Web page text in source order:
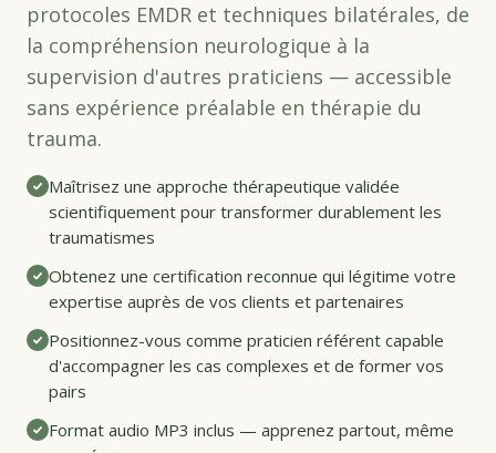
protocoles EMDR et techniques bilatérales, de
la compréhension neurologique à la
supervision d'autres praticiens — accessible
sans expérience préalable en thérapie du
trauma.
Maîtrisez une approche thérapeutique validée
scientifiquement pour transformer durablement les
traumatismes
Obtenez une certification reconnue qui légitime votre
expertise auprès de vos clients et partenaires
Positionnez-vous comme praticien référent capable
d'accompagner les cas complexes et de former vos
pairs
Format audio MP3 inclus — apprenez partout, même